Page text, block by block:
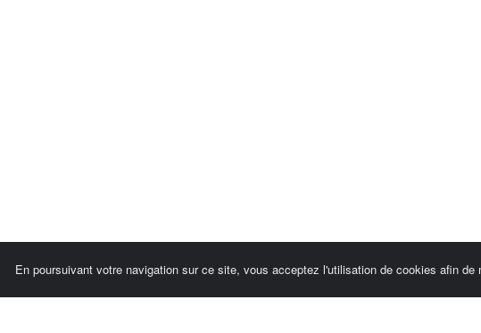
En poursuivant votre navigation sur ce site, vous acceptez l'utilisation de cookies afin